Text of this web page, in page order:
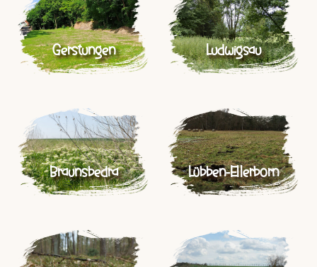
Gerstungen Ludwigsau
Braunsbedra Lübben-Ellerborn